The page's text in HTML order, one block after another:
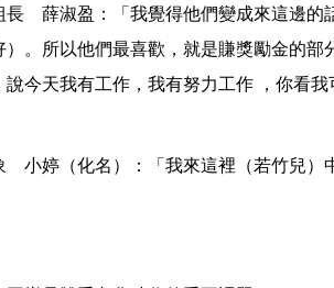
長 薛淑盈：「我覺得他們變成來這邊的
。所以他們最喜歡，就是賺獎勵金的部
今天我有工作，我有努力工作 ，你看
小婷（化名）：「我來這裡（若竹兒）